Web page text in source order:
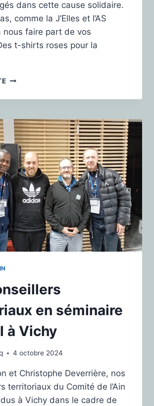
dans cette cause solidaire.
comme la J’Elles et l’AS
nous faire part de vos
t-shirts roses pour la
en séminaire
à Vichy
4 octobre 2024
et Christophe Deverrière, nos
territoriaux du Comité de l’Ain
à Vichy dans le cadre de